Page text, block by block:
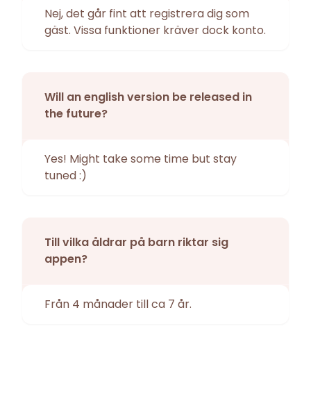
Nej, det går fint att registrera dig som
gäst. Vissa funktioner kräver dock konto.
Will an english version be released in
the future?
Yes! Might take some time but stay
tuned :)
Till vilka åldrar på barn riktar sig
appen?
Från 4 månader till ca 7 år.